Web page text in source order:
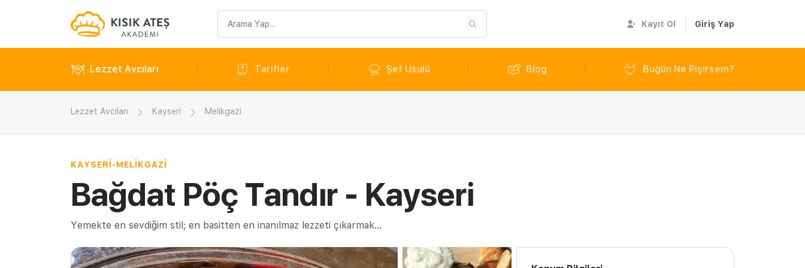
sorgusu
Kayıt Ol Giriş Yap
Lezzet Avcıları Tarifler Şef Usulü Blog Bugün Ne Pişirsem?
Lezzet Avcıları Kayseri Melikgazi
KAYSERI-MELIKGAZI
Bağdat Pöç Tandır - Kayseri
Yemekte en sevdiğim stil; en basitten en inanılmaz lezzeti çıkarmak...